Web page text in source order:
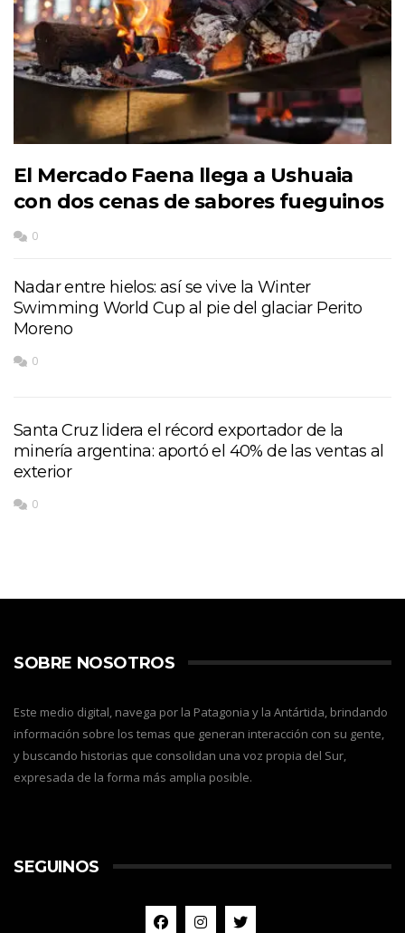
El Mercado Faena llega a Ushuaia
con dos cenas de sabores fueguinos
0
Nadar entre hielos: así se vive la Winter
Swimming World Cup al pie del glaciar Perito
Moreno
0
Santa Cruz lidera el récord exportador de la
minería argentina: aportó el 40% de las ventas al
exterior
0
SOBRE NOSOTROS
Este medio digital, navega por la Patagonia y la Antártida, brindando
información sobre los temas que generan interacción con su gente,
y buscando historias que consolidan una voz propia del Sur,
expresada de la forma más amplia posible.
SEGUINOS